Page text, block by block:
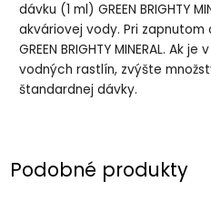
dávku (1 ml) GREEN BRIGHTY
akváriovej vody. Pri
GREEN BRIGHTY MINERAL. Ak
vodných rastlín, zvýšte
štandardnej dávky.
Podobné produkty